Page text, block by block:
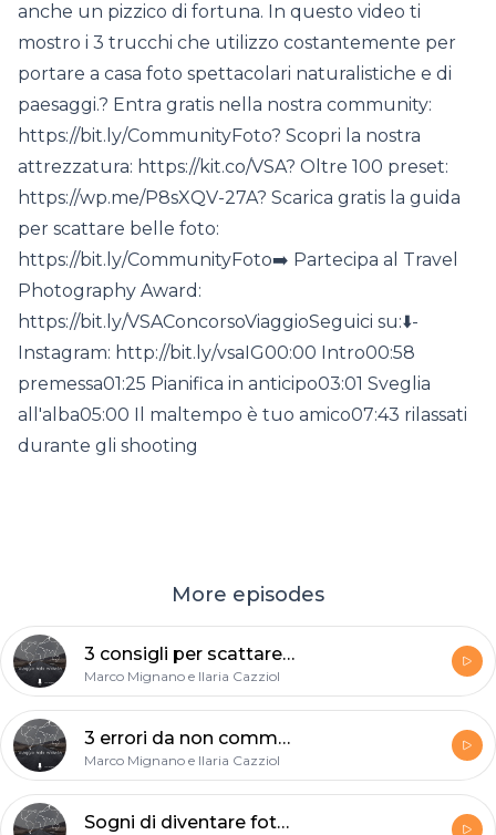
anche un pizzico di fortuna. In questo video ti
mostro i 3 trucchi che utilizzo costantemente per
portare a casa foto spettacolari naturalistiche e di
paesaggi.? Entra gratis nella nostra community:
https://bit.ly/CommunityFoto? Scopri la nostra
attrezzatura: https://kit.co/VSA? Oltre 100 preset:
https://wp.me/P8sXQV-27A? Scarica gratis la guida
per scattare belle foto:
https://bit.ly/CommunityFoto➡️ Partecipa al Travel
Photography Award:
https://bit.ly/VSAConcorsoViaggioSeguici su:⬇️-
Instagram: http://bit.ly/vsaIG00:00 Intro00:58
premessa01:25 Pianifica in anticipo03:01 Sveglia
all'alba05:00 Il maltempo è tuo amico07:43 rilassati
durante gli shooting
More episodes
3 consigli per scattare belle foto durante i trekking
Marco Mignano e Ilaria Cazziol
3 errori da non commettere per chi inizia a fotografare
Marco Mignano e Ilaria Cazziol
Sogni di diventare fotoreporter? Ecco come funziona